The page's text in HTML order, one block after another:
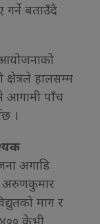
गर्ने बताउँदै
हालसम्म
आगामी पाँच
।
अगाडि
अरुणकुमार
माग र
केभी